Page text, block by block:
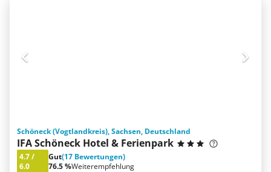
Schöneck (Vogtlandkreis), Sachsen, Deutschland
IFA Schöneck Hotel & Ferienpark
4.7/
6.0
Gut(17 Bewertungen)
76.5 %Weiterempfehlung